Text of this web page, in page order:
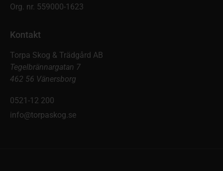
Org. nr. 559000-1623
Kontakt
Torpa Skog & Trädgård AB
Tegelbrännargatan 7
462 56 Vänersborg
0521-12 200
info@torpaskog.se